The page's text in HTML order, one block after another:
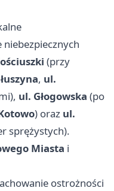
(przy
, ul.
ul. Głogowska (po
) oraz ul.
sprężystych).
Miasta i
ostrożności